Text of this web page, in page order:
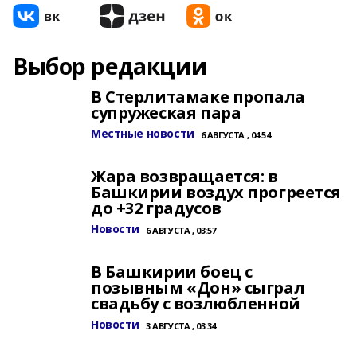
Выбор редакции
В Стерлитамаке пропала
супружеская пара
Местные новости 6 АВГУСТА , 04:54
Жара возвращается: в
Башкирии воздух прогреется
до +32 градусов
Новости 6 АВГУСТА , 03:57
В Башкирии боец с
позывным «Дон» сыграл
свадьбу с возлюбленной
Новости 3 АВГУСТА , 03:34